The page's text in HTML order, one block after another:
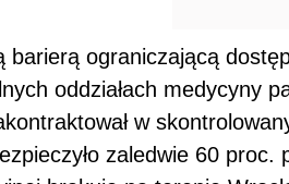
barierą ograniczającą
oddziałach medycyny
w
zaledwie 60